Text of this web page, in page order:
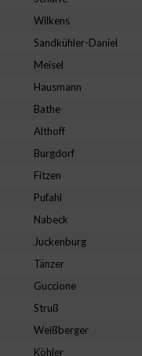
Wilkens
Sandkühler-Daniel
Meisel
Hausmann
Bathe
Althoff
Burgdorf
Fitzen
Pufahl
Nabeck
Juckenburg
Tänzer
Guccione
Struß
Weißberger
Köhler